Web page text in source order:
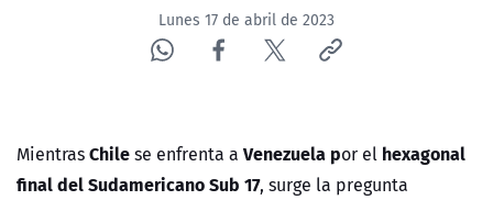
ÁREA DE PROYECTOSLunes 17 de abril de 2023
MientrasChilese enfrenta a Venezuela por el hexagonal
final del Sudamericano Sub 17, surge la pregunta